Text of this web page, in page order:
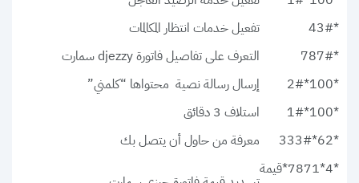
*43#
تفعيل خدمات انتظار المكالمات
*787#
التعرف على تفاصيل فاتورة djezzy سمارت
*100*2#
إرسال رسالة نصية محتواها “كلمني”
*100*1#
استلاف 3 دقائق
*62*333#
معرفة من حاول أن يتصل بك
*4*7871*قيمة